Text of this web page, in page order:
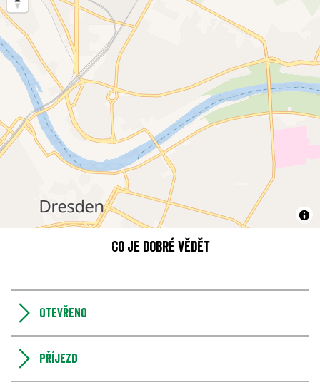
Co je dobré vědět
Otevřeno
Příjezd